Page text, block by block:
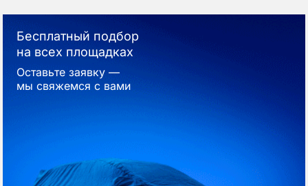
Бесплатный подбор
на всех площадках
Оставьте заявку —
мы свяжемся с вами